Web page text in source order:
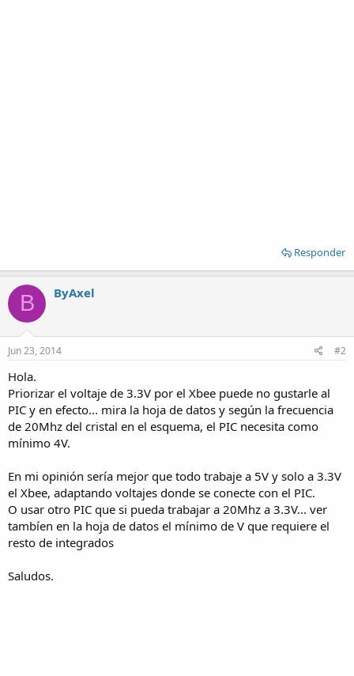
Responder
B ByAxel
Jun 23, 2014 #2
Hola.
Priorizar el voltaje de 3.3V por el Xbee puede no gustarle al
PIC y en efecto... mira la hoja de datos y según la frecuencia
de 20Mhz del cristal en el esquema, el PIC necesita como
mínimo 4V.
En mi opinión sería mejor que todo trabaje a 5V y solo a 3.3V
el Xbee, adaptando voltajes donde se conecte con el PIC.
O usar otro PIC que si pueda trabajar a 20Mhz a 3.3V... ver
tambíen en la hoja de datos el mínimo de V que requiere el
resto de integrados
Saludos.